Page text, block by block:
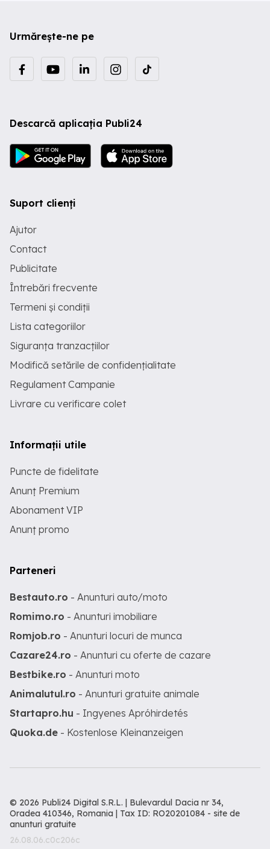
Urmărește-ne pe
Descarcă aplicația Publi24
Suport clienți
Ajutor
Contact
Publicitate
Întrebări frecvente
Termeni și condiții
Lista categoriilor
Siguranța tranzacțiilor
Modifică setările de confidențialitate
Regulament Campanie
Livrare cu verificare colet
Informații utile
Puncte de fidelitate
Anunț Premium
Abonament VIP
Anunț promo
Parteneri
Bestauto.ro - Anunturi auto/moto
Romimo.ro - Anunturi imobiliare
Romjob.ro - Anunturi locuri de munca
Cazare24.ro - Anunturi cu oferte de cazare
Bestbike.ro - Anunturi moto
Animalutul.ro - Anunturi gratuite animale
Startapro.hu - Ingyenes Apróhirdetés
Quoka.de - Kostenlose Kleinanzeigen
© 2026 Publi24 Digital S.R.L. | Bulevardul Dacia nr 34,
Oradea 410346, Romania | Tax ID: RO20201084 - site de
anunturi gratuite
26.08.06.c0c206c